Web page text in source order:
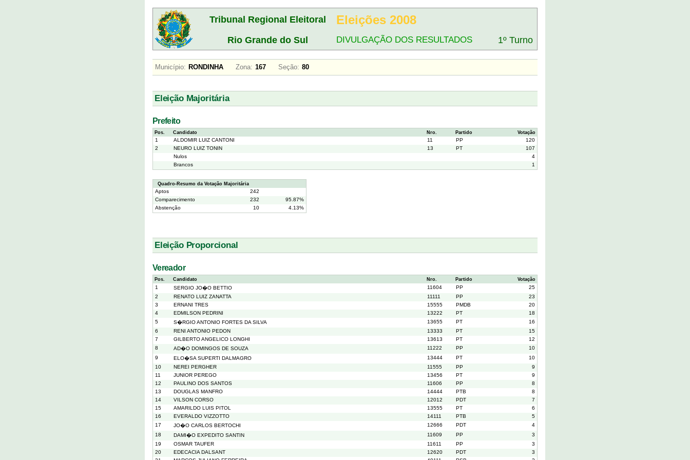
Tribunal Regional Eleitoral Eleições 2008
Rio Grande do Sul DIVULGAÇÃO DOS RESULTADOS 1º Turno
Município: RONDINHA Zona: 167 Seção: 80
Eleição Majoritária
Prefeito
Pos. Candidato Nro. Partido Votação
1 ALDOMIR LUIZ CANTONI 11 PP
120
2
NEURO LUIZ TONIN 13 PT
107
Nulos
4
Brancos
1
Quadro-Resumo da Votação Majoritária
Aptos
242
Comparecimento
232
95.87%
Abstenção
10 4.13%
Eleição Proporcional
Vereador
Pos. Candidato Nro. Partido Votação
1 SERGIO JO�O BETTIO 11604 PP
25
2
RENATO LUIZ ZANATTA 11111 PP
23
3
ERNANI TRES 15555 PMDB
20
4
EDMILSON PEDRINI 13222 PT
18
5
S�RGIO ANTONIO FORTES DA SILVA 13655 PT
16
6
RENI ANTONIO PEDON 13333 PT
15
7
GILBERTO ANGELICO LONGHI 13613 PT
12
8
AD�O DOMINGOS DE SOUZA 11222 PP
10
9
ELO�SA SUPERTI DALMAGRO 13444 PT
10
10
NEREI PERGHER 11555 PP
9
11
JUNIOR PEREGO 13456 PT
9
12
PAULINO DOS SANTOS 11606 PP
8
13
DOUGLAS MANFRO 14444 PTB
8
14
VILSON CORSO 12012 PDT
7
15
AMARILDO LUIS PITOL 13555 PT
6
16
EVERALDO VIZZOTTO 14111 PTB
5
17
JO�O CARLOS BERTOCHI 12666 PDT
4
18
DAMI�O EXPEDITO SANTIN 11609 PP
3
19
OSMAR TAUFER 11611 PP
3
20
EDECACIA DALSANT 12620 PDT
3